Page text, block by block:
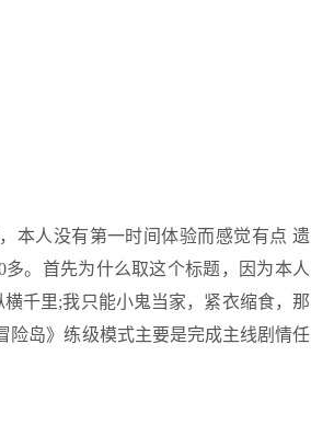
本人没有第一时间体验而感觉有点 遗
多。首先为什么取这个标题，因为本人
千里;我只能小鬼当家，紧衣缩食，那
险岛》练级模式主要是完成主线剧情任